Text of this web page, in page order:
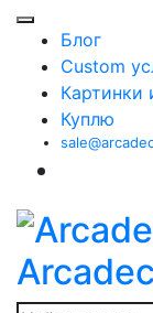
Блог
Custom
Картинки
Куплю